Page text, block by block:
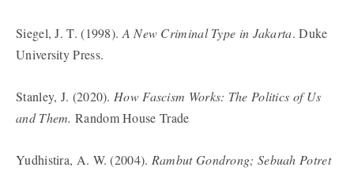
Siegel, J. T. (1998). A New Criminal Type in Jakarta. Duke
University Press.
Stanley, J. (2020). How Fascism Works: The Politics of Us
and Them. Random House Trade
Yudhistira, A. W. (2004). Rambut Gondrong; Sebuah Potret